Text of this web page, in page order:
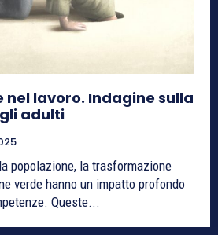
nel lavoro. Indagine sulla
adulti
popolazione, la trasformazione
verde hanno un impatto profondo
Queste...